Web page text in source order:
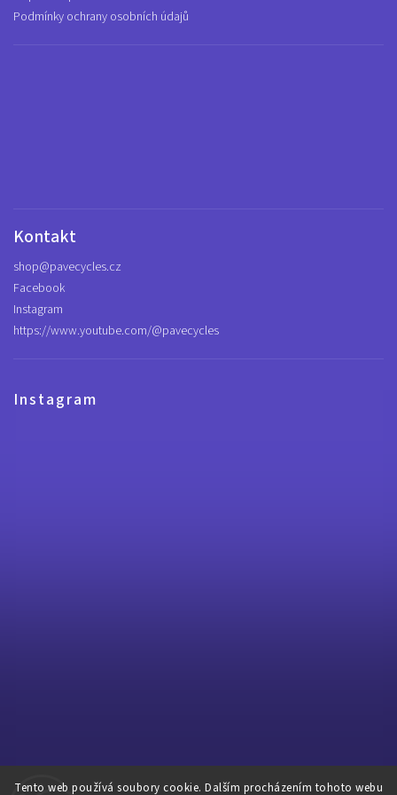
Tento web používá soubory cookie. Dalším procházením tohoto webu
Podmínky ochrany osobních údajů
Kontakt
shop@pavecycles.cz
Facebook
Instagram
https://www.youtube.com/@pavecycles
Instagram
Sledovat na Instagramu